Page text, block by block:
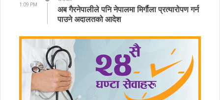
1:09 PM
अब गैरनेपालीले पनि नेपालमा मिर्गौला प्रत्यारोपण गर्न
पाउने अदालतको आदेश